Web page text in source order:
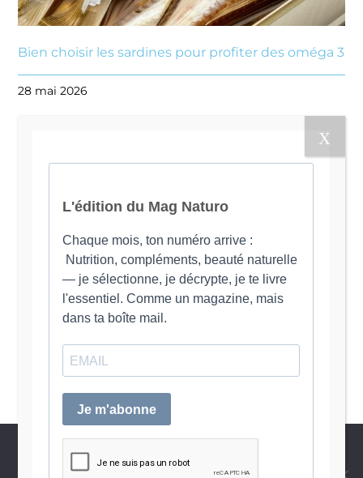
Bien choisir les sardines pour profiter des oméga 3
28 mai 2026
5 février 2026
expérience sur notre site web. Si vous continuez à utiliser ce